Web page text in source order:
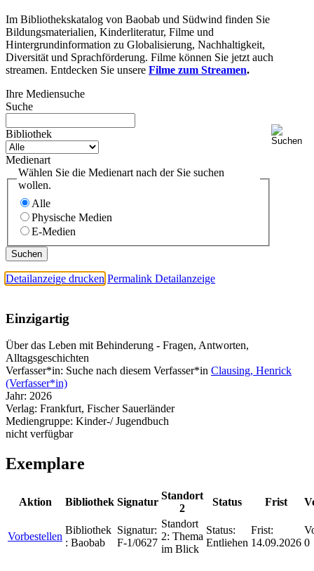
Im Bibliothekskatalog von Baobab und Südwind finden Sie
Bildungsmaterialien, Kinderliteratur, Filme und
Hintergrundinformation zu Globalisierung, Nachhaltigkeit,
Diversität und Sprachförderung. Filme können Sie jetzt auch
streamen. Entdecken Sie unsere Filme zum Streamen.
Ihre Mediensuche
Suche
Bibliothek
Medienart
Wählen Sie die Medienart nach der Sie suchen
wollen.
Alle
Physische Medien
E-Medien
Detailanzeige drucken Permalink Detailanzeige
Einzigartig
Über das Leben mit Behinderung - Fragen, Antworten,
Alltagsgeschichten
Verfasser*in: Suche nach diesem Verfasser*in Clausing, Henrick
(Verfasser*in)
Jahr: 2026
Verlag: Frankfurt, Fischer Sauerländer
Mediengruppe: Kinder-/ Jugendbuch
nicht verfügbar
Exemplare
Aktion Bibliothek Signatur
Standort
2
Status Frist
Vorbestellen
Bibliothek
: Baobab
Signatur:
F-1/0627
Standort
2: Thema
im Blick
Status:
Entliehen
Frist:
14.09.2026 0